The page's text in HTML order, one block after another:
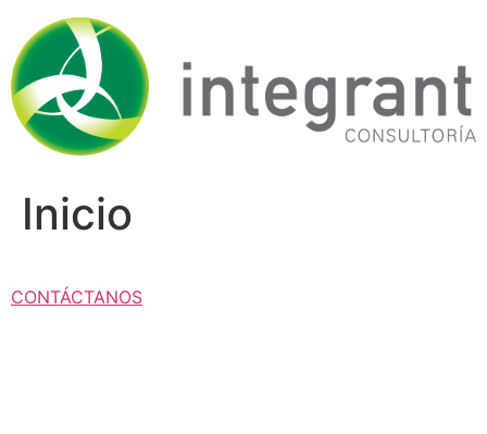
contenido
Inicio
CONTÁCTANOS